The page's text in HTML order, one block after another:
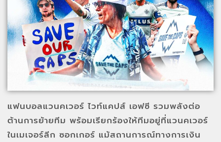
แฟนบอลแวนคเวอร์ ไวท์แคปส์ เอฟซี รวมพลังต่อ
ต้านการย้ายทีม พร้อมเรียกร้องให้ทีมอยู่ที่แวนคเวอร์
ในเมเจอร์ลีก ซอกเกอร์ แม้สถานการณ์ทางการเงิน